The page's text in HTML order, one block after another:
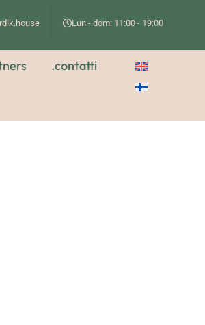
Lun - dom: 11:00 - 19:00
.contatti